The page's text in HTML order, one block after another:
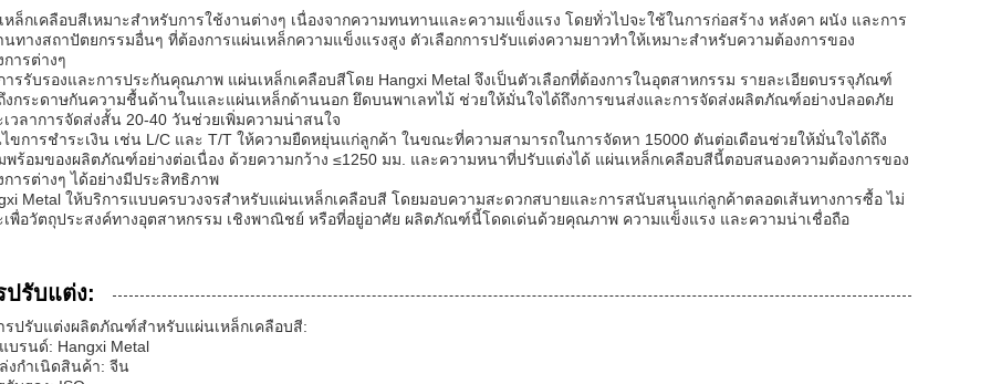
หล็กเคลือบสีเหมาะสำหรับการใช้งานต่างๆ เนื่องจากความทนทานและความแข็งแรง โดยทั่วไปจะใช้ในการก่อสร้าง หลังคา ผนัง และการ
นทางสถาปัตยกรรมอื่นๆ ที่ต้องการแผ่นเหล็กความแข็งแรงสูง ตัวเลือกการปรับแต่งความยาวทำให้เหมาะสำหรับความต้องการของ
การต่างๆ
ารรับรองและการประกันคุณภาพ แผ่นเหล็กเคลือบสีโดย Hangxi Metal จึงเป็นตัวเลือกที่ต้องการในอุตสาหกรรม รายละเอียดบรรจุภัณฑ์
งกระดาษกันความชื้นด้านในและแผ่นเหล็กด้านนอก ยึดบนพาเลทไม้ ช่วยให้มั่นใจได้ถึงการขนส่งและการจัดส่งผลิตภัณฑ์อย่างปลอดภัย
เวลาการจัดส่งสั้น 20-40 วันช่วยเพิ่มความน่าสนใจ
ไขการชำระเงิน เช่น L/C และ T/T ให้ความยืดหยุ่นแก่ลูกค้า ในขณะที่ความสามารถในการจัดหา 15000 ตันต่อเดือนช่วยให้มั่นใจได้ถึง
พร้อมของผลิตภัณฑ์อย่างต่อเนื่อง ด้วยความกว้าง ≤1250 มม. และความหนาที่ปรับแต่งได้ แผ่นเหล็กเคลือบสีนี้ตอบสนองความต้องการของ
การต่างๆ ได้อย่างมีประสิทธิภาพ
Metal ให้บริการแบบครบวงจรสำหรับแผ่นเหล็กเคลือบสี โดยมอบความสะดวกสบายและการสนับสนุนแก่ลูกค้าตลอดเส้นทางการซื้อ ไม่
เพื่อวัตถุประสงค์ทางอุตสาหกรรม เชิงพาณิชย์ หรือที่อยู่อาศัย ผลิตภัณฑ์นี้โดดเด่นด้วยคุณภาพ ความแข็งแรง และความน่าเชื่อถือ
ปรับแต่ง:
รปรับแต่งผลิตภัณฑ์สำหรับแผ่นเหล็กเคลือบสี:
บรนด์: Hangxi Metal
งกำเนิดสินค้า: จีน